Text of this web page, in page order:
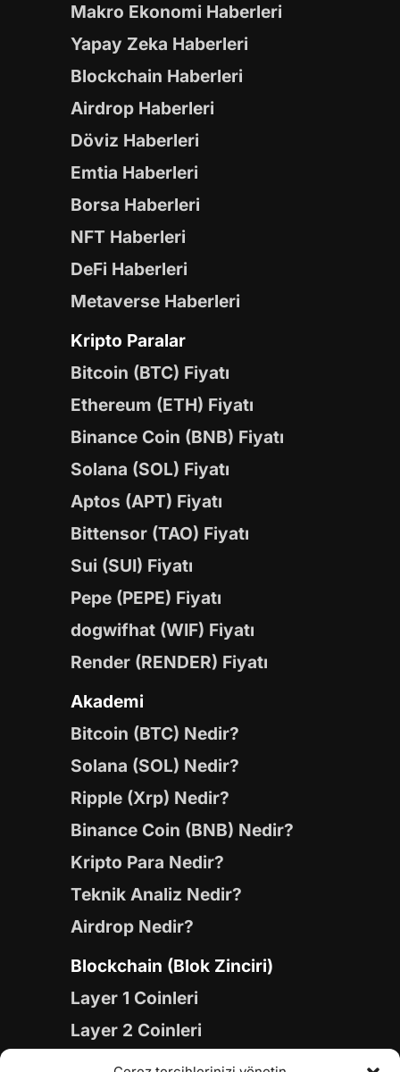
Makro Ekonomi Haberleri
Yapay Zeka Haberleri
Blockchain Haberleri
Airdrop Haberleri
Döviz Haberleri
Emtia Haberleri
Borsa Haberleri
NFT Haberleri
DeFi Haberleri
Metaverse Haberleri
Kripto Paralar
Bitcoin (BTC) Fiyatı
Ethereum (ETH) Fiyatı
Binance Coin (BNB) Fiyatı
Solana (SOL) Fiyatı
Aptos (APT) Fiyatı
Bittensor (TAO) Fiyatı
Sui (SUI) Fiyatı
Pepe (PEPE) Fiyatı
dogwifhat (WIF) Fiyatı
Render (RENDER) Fiyatı
Akademi
Bitcoin (BTC) Nedir?
Solana (SOL) Nedir?
Ripple (Xrp) Nedir?
Binance Coin (BNB) Nedir?
Kripto Para Nedir?
Teknik Analiz Nedir?
Airdrop Nedir?
Blockchain (Blok Zinciri)
Layer 1 Coinleri
Layer 2 Coinleri
Yapay Zeka (AI) Coinleri